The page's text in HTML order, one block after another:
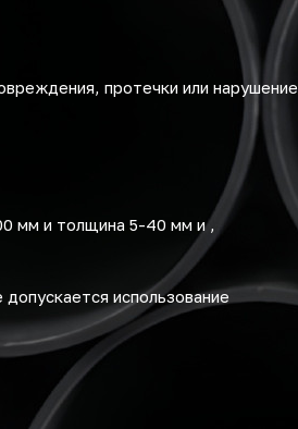
протечки или нарушение
мм и толщина 5-40 мм и ,
использование